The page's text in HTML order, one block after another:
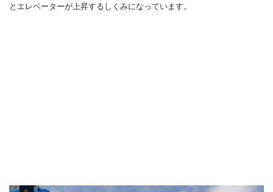
とエレベーターが上昇するしくみになっています。